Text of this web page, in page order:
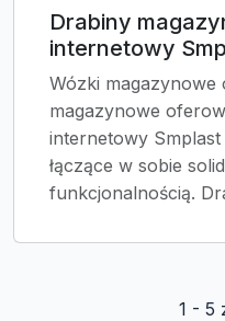
Drabiny
internetowy
Wózki magazynowe
magazynowe
internetowy
łączące w sobie
funkcjonalnością.
1 - 5